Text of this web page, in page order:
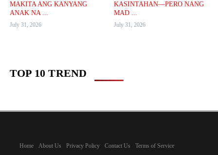
MAKITA ANG KANYANG
ANAK NA ...
July 31, 2026
KASINTAHAN—PERO NANG
MAD ...
July 31, 2026
TOP 10 TREND
Home About Us Privacy Policy Contact Us Terms of Service